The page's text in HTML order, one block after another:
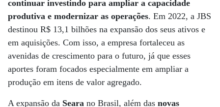
continuar investindo para ampliar a capacidade
produtiva e modernizar as operações. Em 2022, a JBS
destinou R$ 13,1 bilhões na expansão dos seus ativos e
em aquisições. Com isso, a empresa fortaleceu as
avenidas de crescimento para o futuro, já que esses
aportes foram focados especialmente em ampliar a
produção em itens de valor agregado.
A expansão da Seara no Brasil, além das novas